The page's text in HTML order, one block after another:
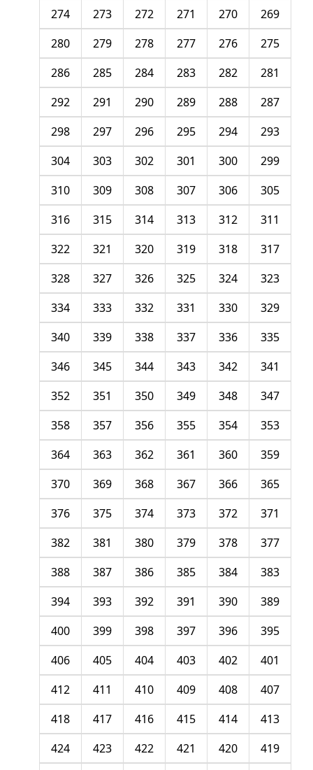
269
270
271
272
273
274
275
276
277
278
279
280
281
282
283
284
285
286
287
288
289
290
291
292
293
294
295
296
297
298
299
300
301
302
303
304
305
306
307
308
309
310
311
312
313
314
315
316
317
318
319
320
321
322
323
324
325
326
327
328
329
330
331
332
333
334
335
336
337
338
339
340
341
342
343
344
345
346
347
348
349
350
351
352
353
354
355
356
357
358
359
360
361
362
363
364
365
366
367
368
369
370
371
372
373
374
375
376
377
378
379
380
381
382
383
384
385
386
387
388
389
390
391
392
393
394
395
396
397
398
399
400
401
402
403
404
405
406
407
408
409
410
411
412
413
414
415
416
417
418
419
420
421
422
423
424